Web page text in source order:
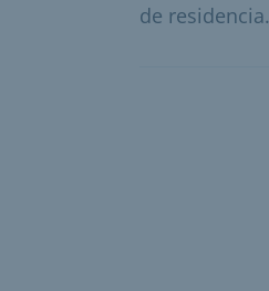
de residencia.